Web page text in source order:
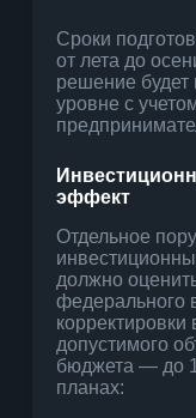
Сроки
от лета до
решение
уровне с
эффект
Отдельное
должно
федерального
допустимого
бюджета — до
планах: